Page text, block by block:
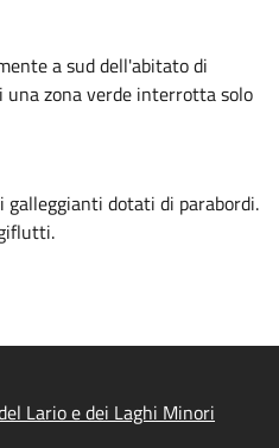
a sud dell'abitato di
zona verde interrotta solo
dotati di parabordi.
Lario e dei Laghi Minori